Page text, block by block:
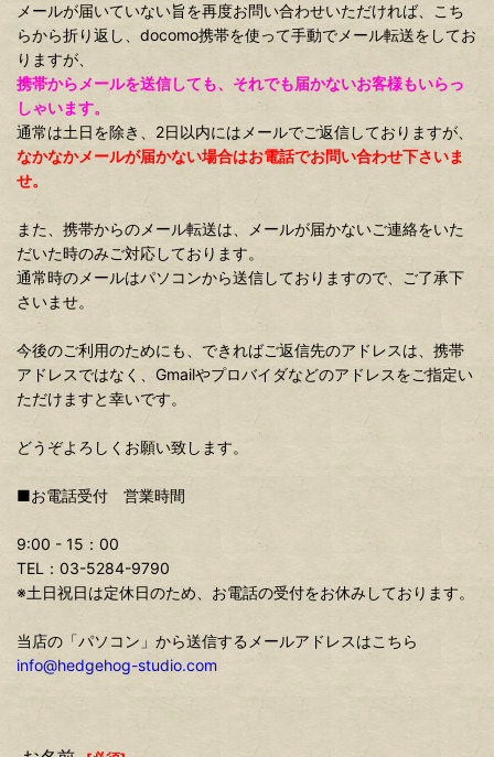
メールが届いていない旨を再度お問い合わせいただければ、こち
らから折り返し、docomo携帯を使って手動でメール転送をしてお
りますが、
携帯からメールを送信しても、それでも届かないお客様もいらっ
しゃいます。
通常は土日を除き、2日以内にはメールでご返信しておりますが、
なかなかメールが届かない場合はお電話でお問い合わせ下さいま
せ。
また、携帯からのメール転送は、メールが届かないご連絡をいた
だいた時のみご対応しております。
通常時のメールはパソコンから送信しておりますので、ご了承下
さいませ。
今後のご利用のためにも、できればご返信先のアドレスは、携帯
アドレスではなく、Gmailやプロバイダなどのアドレスをご指定い
ただけますと幸いです。
どうぞよろしくお願い致します。
■お電話受付 営業時間
9:00 - 15：00
TEL：03-5284-9790
※土日祝日は定休日のため、お電話の受付をお休みしております。
当店の「パソコン」から送信するメールアドレスはこちら
info@hedgehog-studio.com